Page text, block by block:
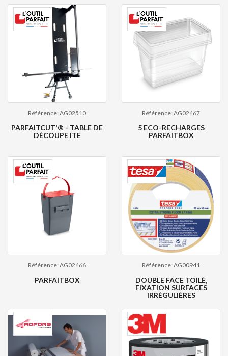
Référence: AG02510
PARFAITCUT'® - TABLE DE
DÉCOUPE ITE
Référence: AG02467
5 ECO-RECHARGES
PARFAITBOX
Référence: AG02466
PARFAITBOX
Référence: AG00941
DOUBLE FACE TOILÉ,
FIXATION SURFACES
IRRÉGULIÈRES